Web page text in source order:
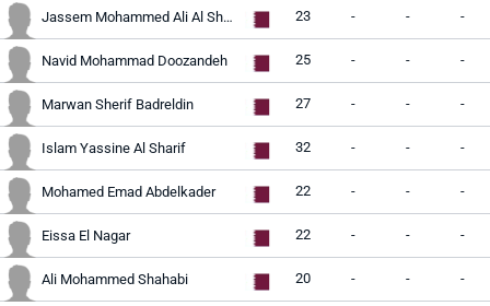
Jassem Mohammed Ali Al Sharshani 23 - - -
Navid Mohammad Doozandeh 25 - - -
Marwan Sherif Badreldin 27 - - -
Islam Yassine Al Sharif 32 - - -
Mohamed Emad Abdelkader 22 - - -
Eissa El Nagar 22 - - -
Ali Mohammed Shahabi 20 - - -